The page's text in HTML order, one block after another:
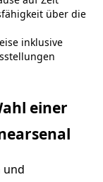
über die
inklusive
einer
und